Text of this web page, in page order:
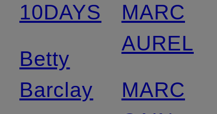
10DAYS
Betty
Barclay
MARC
AUREL
MARC